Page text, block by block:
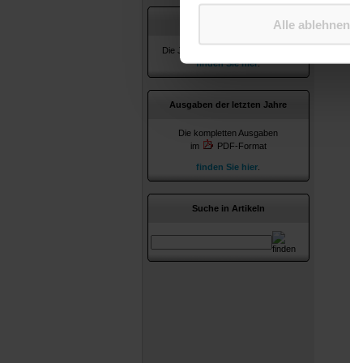
Alle ablehnen
Die Jahresverzeichnisse ab 2010
finden Sie hier.
Ausgaben der letzten Jahre
Die kompletten Ausgaben
im
PDF-Format
finden Sie hier
Suche in Artikeln